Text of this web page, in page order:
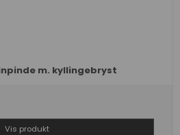
m. kyllingebryst
Vis produkt